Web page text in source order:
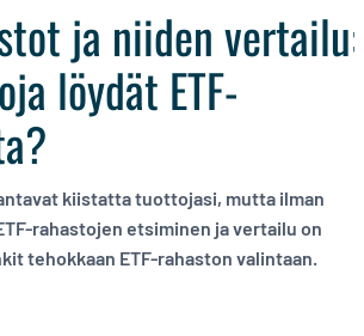
ja niiden vertailu:
löydät ETF-
kiistatta tuottojasi, mutta ilman
rahastojen etsiminen ja vertailu on
tehokkaan ETF-rahaston valintaan.